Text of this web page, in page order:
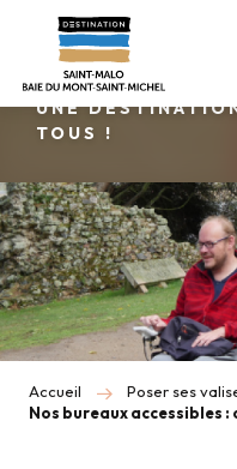
contenu
principal
NOS
UNE
TOUS !
Accueil Poser ses
Nos bureaux accessibles :